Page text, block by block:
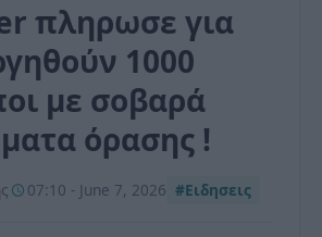
πληρωσε για
1000
με σοβαρά
όρασης !
07:10 - June 7, 2026 #Ειδησεις